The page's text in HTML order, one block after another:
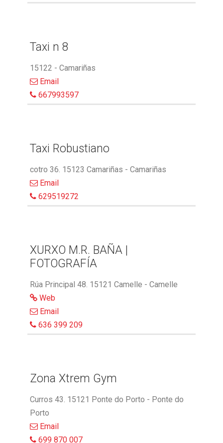
Taxi n 8
15122 - Camariñas
Email
667993597
Taxi Robustiano
cotro 36. 15123 Camariñas - Camariñas
Email
629519272
XURXO M.R. BAÑA |
FOTOGRAFÍA
Rúa Principal 48. 15121 Camelle - Camelle
Web
Email
636 399 209
Zona Xtrem Gym
Curros 43. 15121 Ponte do Porto - Ponte do
Porto
Email
699 870 007